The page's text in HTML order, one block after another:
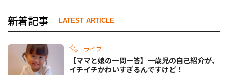
新着記事 LATEST ARTICLE
ライフ
【ママと娘の一問一答】一歳児の自己紹介が、
イチイチかわいすぎるんですけど！